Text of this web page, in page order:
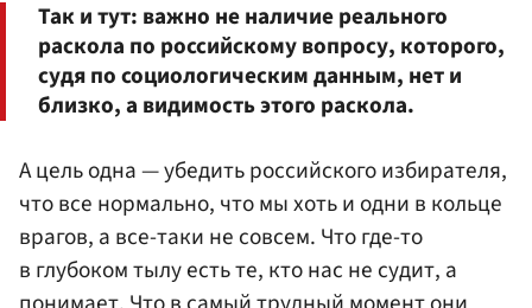
Так и тут: важно не наличие реального
раскола по российскому вопросу, которого,
судя по социологическим данным, нет и
близко, а видимость этого раскола.
А цель одна — убедить российского избирателя,
что все нормально, что мы хоть и одни в кольце
врагов, а все-таки не совсем. Что где-то
в глубоком тылу есть те, кто нас не судит, а